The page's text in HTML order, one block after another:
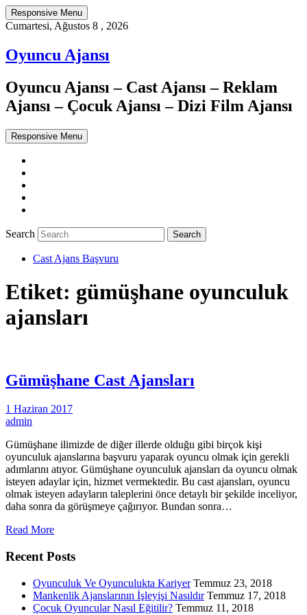
Responsive Menu
Cumartesi, Ağustos 8 , 2026
Oyuncu Ajansı
Oyuncu Ajansı – Cast Ajansı – Reklam
Ajansı – Çocuk Ajansı – Dizi Film Ajansı
Responsive Menu
Search
Cast Ajans Başvuru
Etiket: gümüşhane oyunculuk
ajansları
Gümüşhane Cast Ajansları
1 Haziran 2017
admin
Gümüşhane ilimizde de diğer illerde olduğu gibi birçok kişi
oyunculuk ajanslarına başvuru yaparak oyuncu olmak için gerekli
adımlarını atıyor. Gümüşhane oyunculuk ajansları da oyuncu olmak
isteyen adaylar için, hizmet vermektedir. Bu cast ajansları, oyuncu
olmak isteyen adayların taleplerini önce detaylı bir şekilde inceliyor,
daha sonra da görüşmeye çağırıyor. Bundan sonra…
Read More
Recent Posts
Oyunculuk Ve Oyunculukta Kariyer Temmuz 23, 2018
Mankenlik Ajanslarının İşleyişi Nasıldır Temmuz 17, 2018
Çocuk Oyuncular Nasıl Eğitilir? Temmuz 11, 2018